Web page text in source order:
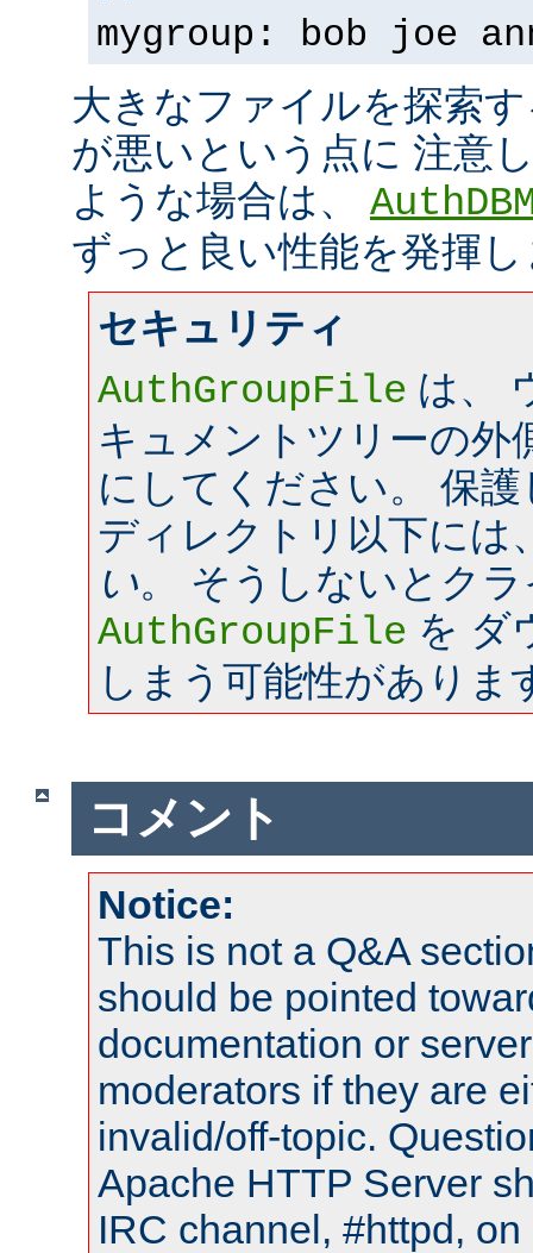
mygroup: bob joe
大きなファイルを探索
が悪いという点に 注意
ような場合は、
ずっと良い性能を発揮
セキュリティ
AuthGroupFile は、
キュメントツリーの外
にしてください。 保
ディレクトリ以下には
い。 そうしないとク
AuthGroupFile を ダ
しまう可能性がありま
コメント
Notice:
This is not a Q&A
should be pointed
documentation or
moderators if they are
invalid/off-topic.
Apache HTTP Server
IRC channel, #httpd,